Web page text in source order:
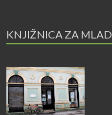
KNJIŽNICA ZA